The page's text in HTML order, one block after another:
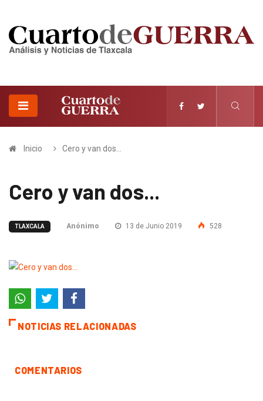
Inicio Cero y van dos...
Cero y van dos...
TLAXCALA Anónimo 13 de Junio 2019 528
NOTICIAS RELACIONADAS
COMENTARIOS